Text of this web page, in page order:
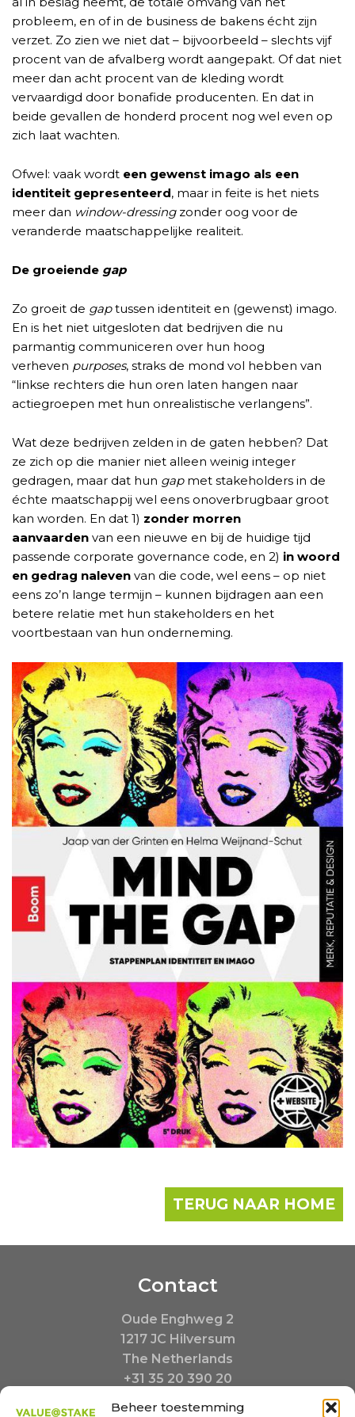
Beheer toestemming
probleem, en of in de business de bakens écht zijn
verzet. Zo zien we niet dat – bijvoorbeeld – slechts vijf
procent van de afvalberg wordt aangepakt. Of dat niet
meer dan acht procent van de kleding wordt
vervaardigd door bonafide producenten. En dat in
beide gevallen de honderd procent nog wel even op
zich laat wachten.
Ofwel: vaak wordt een gewenst imago als een
identiteit gepresenteerd, maar in feite is het niets
meer dan window-dressingzonder oog voor de
veranderde maatschappelijke realiteit.
De groeiende gap
Zo groeit de gaptussen identiteit en (gewenst) imago.
En is het niet uitgesloten dat bedrijven die nu
parmantig communiceren over hun hoog
verheven purposes, straks de mond vol hebben van
“linkse rechters die hun oren laten hangen naar
actiegroepen met hun onrealistische verlangens”.
Wat deze bedrijven zelden in de gaten hebben? Dat
ze zich op die manier niet alleen weinig integer
gedragen, maar dat hun gapmet stakeholders in de
échte maatschappij wel eens onoverbrugbaar groot
kan worden. En dat 1) zonder morren
aanvaarden van een nieuwe en bij de huidige tijd
passende corporate governance code, en 2) in woord
en gedrag naleven van die code, wel eens – op niet
eens zo’n lange termijn – kunnen bijdragen aan een
betere relatie met hun stakeholders en het
voortbestaan van hun onderneming.
TERUG NAAR HOME
Contact
Oude Enghweg 2
1217 JC Hilversum
The Netherlands
+31 35 20 390 20